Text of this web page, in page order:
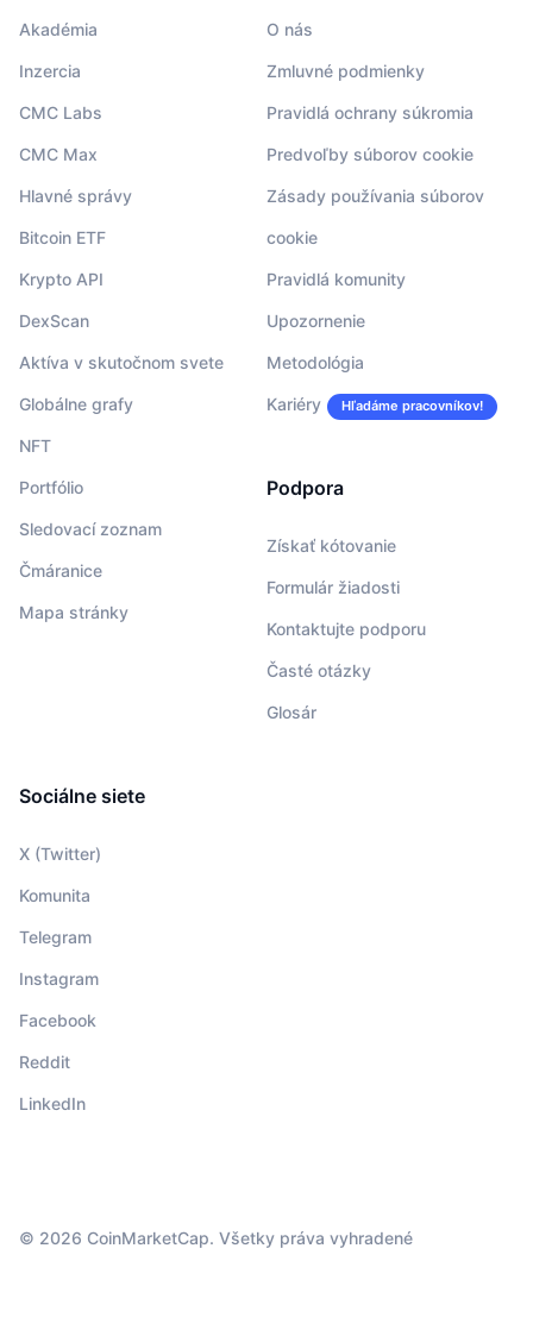
Akadémia
Inzercia
CMC Labs
CMC Max
Hlavné správy
Bitcoin ETF
Krypto API
DexScan
Aktíva v skutočnom svete
Globálne grafy
NFT
Portfólio
Sledovací zoznam
Čmáranice
Mapa stránky
O nás
Zmluvné podmienky
Pravidlá ochrany súkromia
Predvoľby súborov cookie
Zásady používania súborov
cookie
Pravidlá komunity
Upozornenie
Metodológia
Kariéry Hľadáme pracovníkov!
Podpora
Získať kótovanie
Formulár žiadosti
Kontaktujte podporu
Časté otázky
Glosár
Sociálne siete
X (Twitter)
Komunita
Telegram
Instagram
Facebook
Reddit
LinkedIn
© 2026 CoinMarketCap. Všetky práva vyhradené